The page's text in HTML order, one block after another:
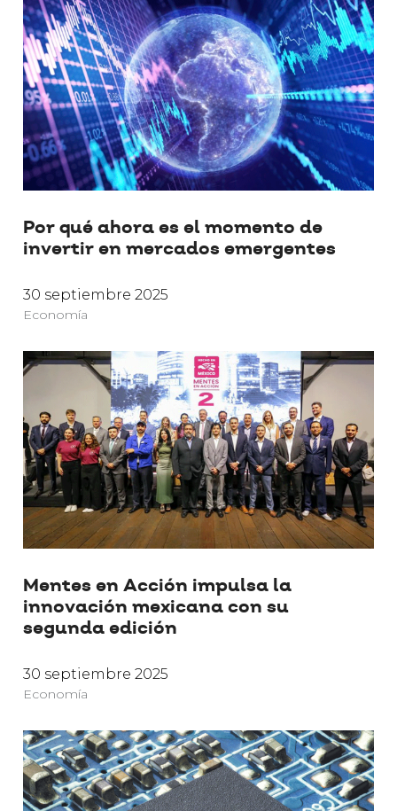
Por qué ahora es el momento de
invertir en mercados emergentes
30 septiembre 2025
Economía
Mentes en Acción impulsa la
innovación mexicana con su
segunda edición
30 septiembre 2025
Economía